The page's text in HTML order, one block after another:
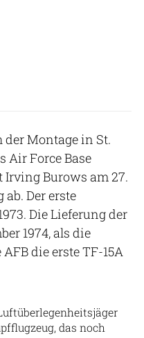
der Montage in St.
Air Force Base
Irving Burows am 27.
Der erste
Die Lieferung der
1974, als die
die erste TF-15A
das noch